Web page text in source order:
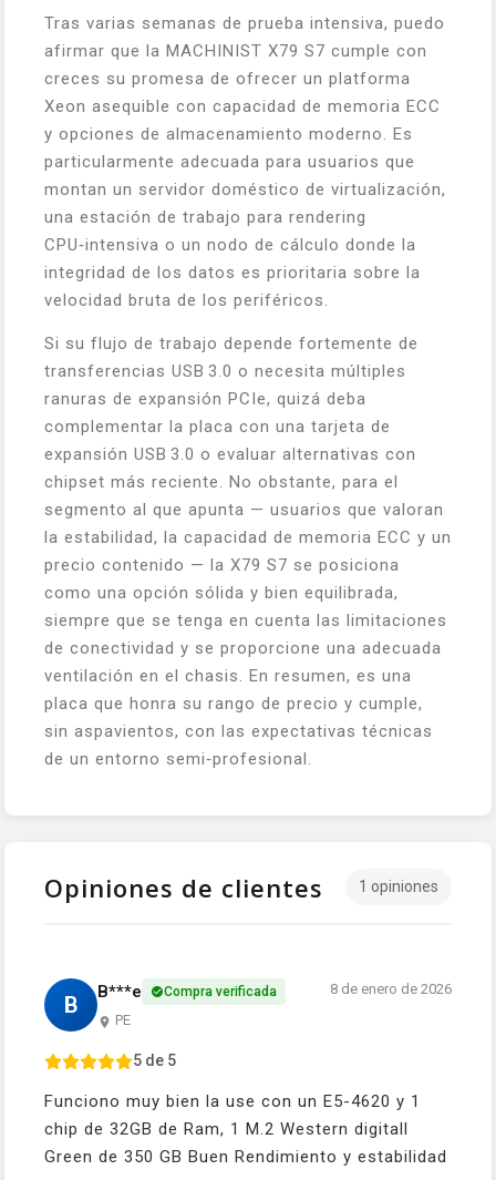
Tras varias semanas de prueba intensiva, puedo
afirmar que la MACHINIST X79 S7 cumple con
creces su promesa de ofrecer un platforma
Xeon asequible con capacidad de memoria ECC
y opciones de almacenamiento moderno. Es
particularmente adecuada para usuarios que
montan un servidor doméstico de virtualización,
una estación de trabajo para rendering
CPU‑intensiva o un nodo de cálculo donde la
integridad de los datos es prioritaria sobre la
velocidad bruta de los periféricos.
Si su flujo de trabajo depende fortemente de
transferencias USB 3.0 o necesita múltiples
ranuras de expansión PCIe, quizá deba
complementar la placa con una tarjeta de
expansión USB 3.0 o evaluar alternativas con
chipset más reciente. No obstante, para el
segmento al que apunta — usuarios que valoran
la estabilidad, la capacidad de memoria ECC y un
precio contenido — la X79 S7 se posiciona
como una opción sólida y bien equilibrada,
siempre que se tenga en cuenta las limitaciones
de conectividad y se proporcione una adecuada
ventilación en el chasis. En resumen, es una
placa que honra su rango de precio y cumple,
sin aspavientos, con las expectativas técnicas
de un entorno semi‑profesional.
Opiniones de clientes 1 opiniones
B B***e Compra verificada
PE
8 de enero de 2026
5 de 5
Funciono muy bien la use con un E5-4620 y 1
chip de 32GB de Ram, 1 M.2 Western digitall
Green de 350 GB Buen Rendimiento y estabilidad